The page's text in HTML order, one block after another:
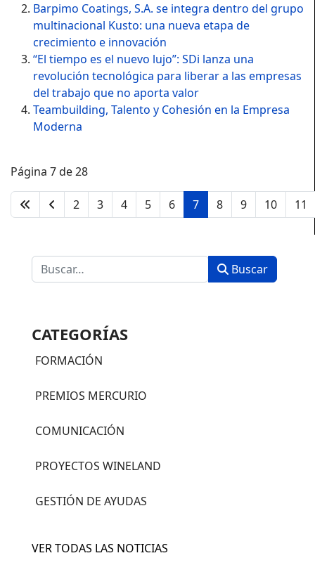
Barpimo Coatings, S.A. se integra dentro del grupo
multinacional Kusto: una nueva etapa de
crecimiento e innovación
“El tiempo es el nuevo lujo”: SDi lanza una
revolución tecnológica para liberar a las empresas
del trabajo que no aporta valor
Teambuilding, Talento y Cohesión en la Empresa
Moderna
Página 7 de 28
2 3 4 5 6 7 8 9 10 11
Buscar Buscar
CATEGORÍAS
FORMACIÓN
PREMIOS MERCURIO
COMUNICACIÓN
PROYECTOS WINELAND
GESTIÓN DE AYUDAS
VER TODAS LAS NOTICIAS